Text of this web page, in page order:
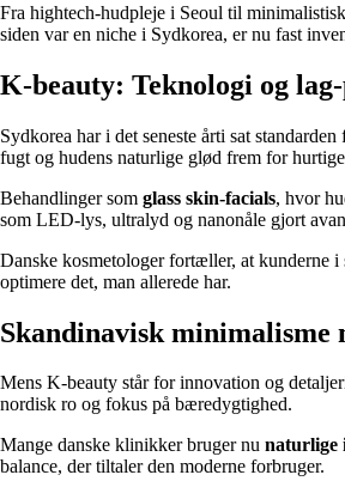
Fra hightech-hudpleje i Seoul til
siden var en niche i Sydkorea, er nu fast
K-beauty: Teknologi og
Sydkorea har i det seneste årti sat
fugt og hudens naturlige glød frem for
Behandlinger som glass skin-facials, hvor
som LED-lys, ultralyd og nanonåle gjort
Danske kosmetologer fortæller, at kunderne
optimere det, man allerede har.
Skandinavisk minimalisme
Mens K-beauty står for innovation og
nordisk ro og fokus på bæredygtighed.
Mange danske klinikker bruger nu naturlige
balance, der tiltaler den moderne forbruger.